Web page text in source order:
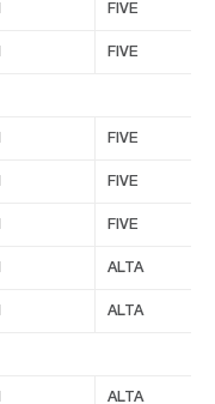
FIVE
FIVE
FIVE
FIVE
FIVE
ALTA
ALTA
ALTA